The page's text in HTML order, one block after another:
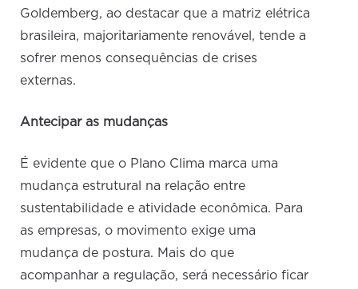
Goldemberg, ao destacar que a matriz elétrica
brasileira, majoritariamente renovável, tende a
sofrer menos consequências de crises
externas.
Antecipar as mudanças
É evidente que o Plano Clima marca uma
mudança estrutural na relação entre
sustentabilidade e atividade econômica. Para
as empresas, o movimento exige uma
mudança de postura. Mais do que
acompanhar a regulação, será necessário ficar